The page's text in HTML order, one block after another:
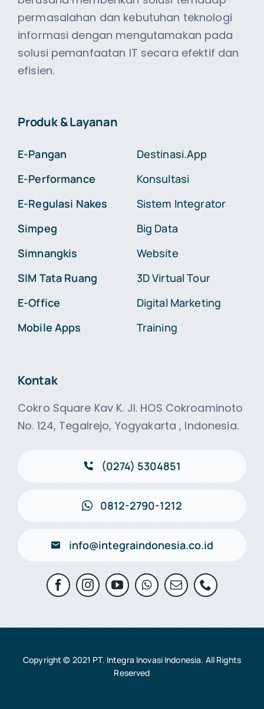
permasalahan dan kebutuhan teknologi
informasi dengan mengutamakan pada
solusi pemanfaatan IT secara efektif dan
efisien.
Produk & Layanan
E-Pangan
E-Performance
E-Regulasi Nakes
Simpeg
Simnangkis
SIM Tata Ruang
E-Office
Mobile Apps
Destinasi.App
Konsultasi
Sistem Integrator
Big Data
Website
3D Virtual Tour
Digital Marketing
Training
Kontak
Cokro Square Kav K. Jl. HOS Cokroaminoto
No. 124, Tegalrejo, Yogyakarta , Indonesia.
(0274) 5304851
0812-2790-1212
info@integraindonesia.co.id
Copyright © 2021 PT. Integra Inovasi Indonesia. All Rights
Reserved